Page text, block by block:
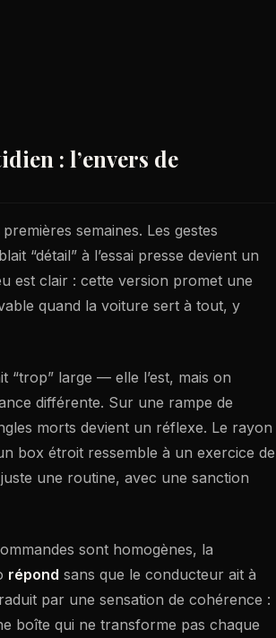
: l’envers de
semaines. Les gestes
“détail” à l’essai presse devient un
est clair : cette version promet une
quand la voiture sert à tout, y
“trop” large — elle l’est, mais on
différente. Sur une rampe de
morts devient un réflexe. Le rayon
box étroit ressemble à un exercice de
une routine, avec une sanction
sont homogènes, la
répond sans que le conducteur ait à
par une sensation de cohérence :
boîte qui ne transforme pas chaque